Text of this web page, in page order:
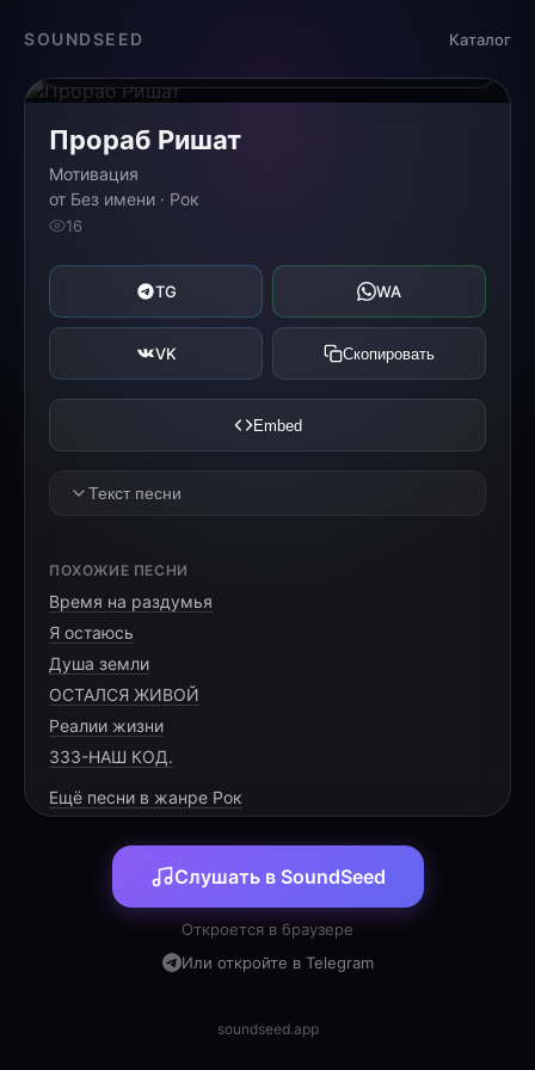
SOUNDSEED Каталог
Прораб Ришат
Мотивация
от Без имени · Рок
16
TG WA
VK Скопировать
Embed
Текст песни
Дорога вьётся, впереди ГРЭС,
Снова вахта, трудовой пресс.
Ришат, ты здесь — за всё в ответе,
[PRE-CHORUS]
Монтажный пояс, шум машин,
К вершинам планов мы спешим.
Металл гудит под взглядом воли,
ПОХОЖИЕ ПЕСНИ
Время на раздумья
Я остаюсь
Душа земли
ОСТАЛСЯ ЖИВОЙ
Реалии жизни
333-НАШ КОД.
Ещё песни в жанре Рок
Слушать в SoundSeed
Откроется в браузере
Или откройте в Telegram
soundseed.app